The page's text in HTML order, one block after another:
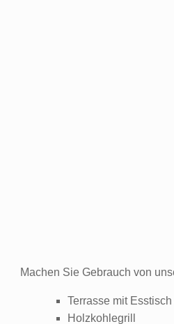
Machen Sie Gebrauch von
Terrasse mit
Holzkohlegrill